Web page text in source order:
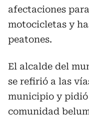
afectaciones
motocicletas y
peatones.
El alcalde del
se refirió a las
municipio y pidió
comunidad